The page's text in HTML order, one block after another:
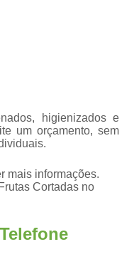
Frutas Higienizadas
Higienizadas no Pote
Lavadas e Higienizadas
higienizados e
um orçamento, sem
mais informações.
Cortadas no